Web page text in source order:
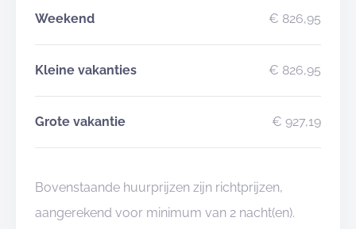
Weekend € 826,95
Kleine vakanties € 826,95
Grote vakantie € 927,19
Bovenstaande huurprijzen zijn richtprijzen,
aangerekend voor minimum van 2 nacht(en).